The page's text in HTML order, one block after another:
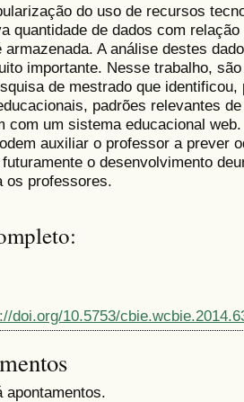
do uso de recursos
quantidade de dados com
armazenada. A análise destes
importante. Nesse trabalho,
de mestrado que
padrões relevantes
com um sistema educacional
auxiliar o professor a prever
o desenvolvimento
os professores.
doi.org/10.5753/
apontamentos.